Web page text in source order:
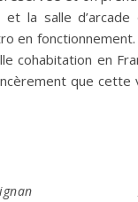
la salle
en fonctionnement.
cohabitation en
que cette